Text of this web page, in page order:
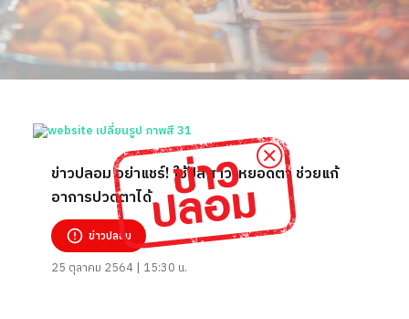
ข่าวปลอม อย่าแชร์! ใช้ปัสสาวะหยอดตา ช่วยแก้
อาการปวดตาได้
ข่าวปลอม
25 ตุลาคม 2564 | 15:30 น.